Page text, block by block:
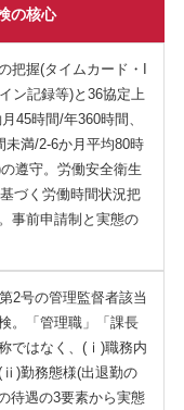
の核心
把握(タイムカード・I
ン記録等)と36協定上
45時間/年360時間、
未満/2-6か月平均80時
遵守。労働安全衛生
づく労働時間状況把
事前申請制と実態の
2号の管理監督者該当
。「管理職」「課長
ではなく、(ⅰ)職務内
勤務態様(出退勤の
待遇の3要素から実態